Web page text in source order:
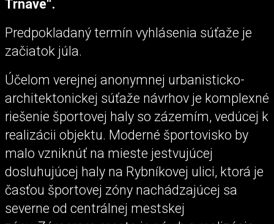
Trnave“.
Predpokladaný termín vyhlásenia súťaže je
začiatok júla.
Účelom verejnej anonymnej urbanisticko-
architektonickej súťaže návrhov je komplexné
riešenie športovej haly so zázemím, vedúcej k
realizácii objektu. Moderné športovisko by
malo vzniknúť na mieste jestvujúcej
dosluhujúcej haly na Rybníkovej ulici, ktorá je
časťou športovej zóny nachádzajúcej sa
severne od centrálnej mestskej